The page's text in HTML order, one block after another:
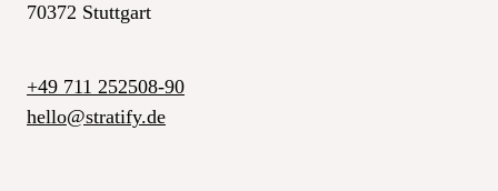
70372 Stuttgart
+49 711 252508-90
hello
_at_
stratify.de